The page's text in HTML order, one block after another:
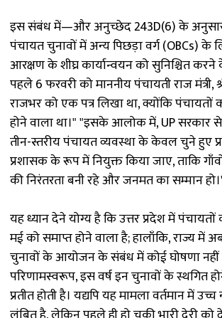
इस संबंध में—और अनुच्छेद 243D(6) के
पंचायत चुनावों में अन्य पिछड़ा वर्ग (OBCs) के
आरक्षण के शीघ्र कार्यान्वयन को सुनिश्चित
पहले 6 फरवरी को माननीय पंचायती राज मंत्री,
राजभर को एक पत्र लिखा था, क्योंकि पंचायतों
होने वाला था।" "इसके आलोक में, UP सरकार से
तीन-स्तरीय पंचायत व्यवस्था के केवल चुने हुए
प्रशासक के रूप में नियुक्त किया जाए, ताकि
की निरंतरता बनी रहे और जनमत का सम्मान
यह ध्यान देने योग्य है कि उत्तर प्रदेश में
मई को समाप्त होने वाला है; हालाँकि, राज्य में
चुनावों के आयोजन के संबंध में कोई घोषणा नहीं
परिणामस्वरूप, इस वर्ष इन चुनावों के स्थगित
प्रतीत होती है। यद्यपि यह मामला वर्तमान में